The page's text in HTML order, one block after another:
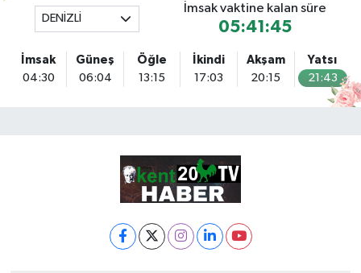
DENİZLİ
İmsak vaktine kalan süre
05:41:44
İmsak
04:30
Güneş
06:04
Öğle
13:15
İkindi
17:03
Akşam
20:15
Yatsı
21:43